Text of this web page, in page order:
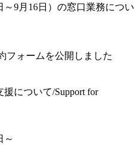
～9月16日）の窓口業務につい
フォームを公開しました
について/Support for
～